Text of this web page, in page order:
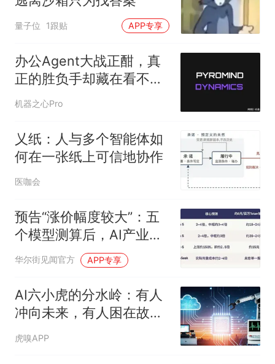
量子位 1跟贴 APP专享
办公Agent大战正酣，真
正的胜负手却藏在看不见
的地方
机器之心Pro
乂纸：人与多个智能体如
何在一张纸上可信地协作
医咖会
预告“涨价幅度较大”：五
个模型测算后，AI产业链
的钱会流向哪里？
华尔街见闻官方 APP专享
AI六小虎的分水岭：有人
冲向未来，有人困在故事
里
虎嗅APP